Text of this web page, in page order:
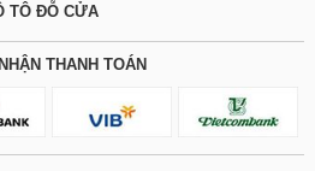
TÔ ĐỖ CỬA
THANH TOÁN